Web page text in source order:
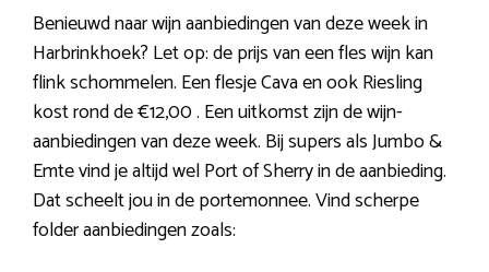
Benieuwd naar wijn aanbiedingen van deze week in
Harbrinkhoek? Let op: de prijs van een fles wijn kan
flink schommelen. Een flesje Cava en ook Riesling
kost rond de €12,00 . Een uitkomst zijn de wijn-
aanbiedingen van deze week. Bij supers als Jumbo &
Emte vind je altijd wel Port of Sherry in de aanbieding.
Dat scheelt jou in de portemonnee. Vind scherpe
folder aanbiedingen zoals: